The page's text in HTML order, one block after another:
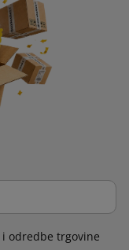
i odredbe trgovine